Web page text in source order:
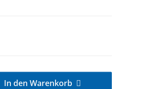
In den Warenkorb